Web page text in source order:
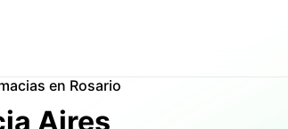
en Rosario
Aires